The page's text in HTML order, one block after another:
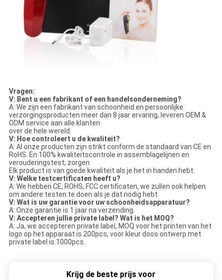
Vragen:
V: Bent u een fabrikant of een handelsonderneming?
A: We zijn een fabrikant van schoonheid en persoonlijke
verzorgingsproducten meer dan 8 jaar ervaring, leveren OEM &
ODM service aan alle klanten
over de hele wereld.
V: Hoe controleert u de kwaliteit?
A: Al onze producten zijn strikt conform de standaard van CE en
RoHS. En 100% kwaliteitscontrole in assemblagelijnen en
verouderingstest, zorgen
Elk product is van goede kwaliteit als je het in handen hebt.
V: Welke testcertificaten heeft u?
A: We hebben CE, ROHS, FCC certificaten, we zullen ook helpen
om andere testen te doen als je dat nodig hebt.
V: Wat is uw garantie voor uw schoonheidsapparatuur?
A: Onze garantie is 1 jaar na verzending.
V: Accepteren jullie private label? Wat is het MOQ?
A: Ja, we accepteren private label, MOQ voor het printen van het
logo op het apparaat is 200pcs, voor kleur doos ontwerp met
private label is 1000pcs.
Krijg de beste prijs voor